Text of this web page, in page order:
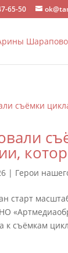
65-50
| Герои
старт
к съёмкам